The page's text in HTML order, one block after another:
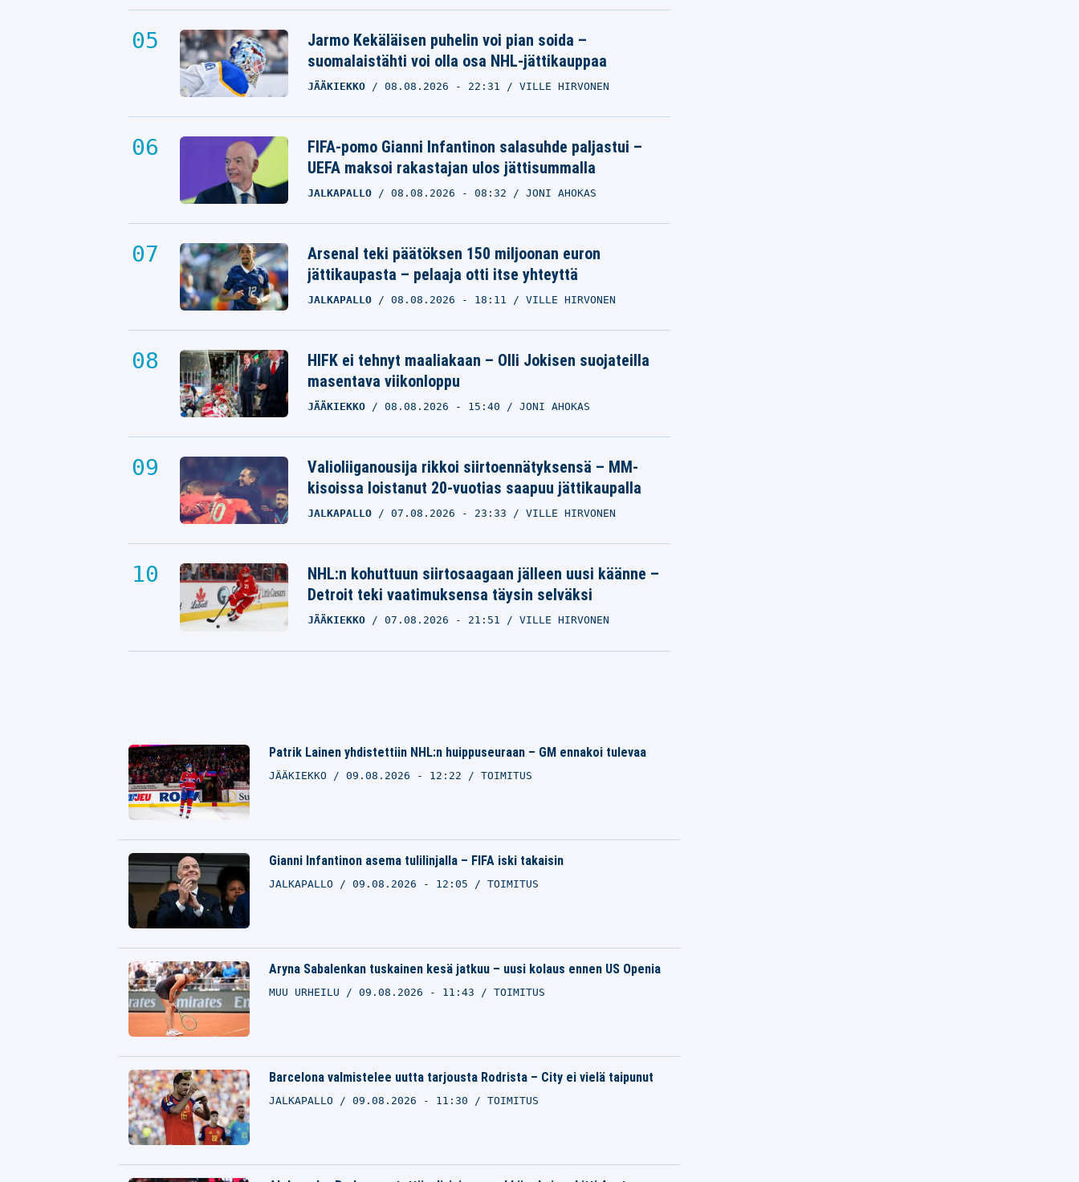
Jarmo Kekäläisen puhelin voi pian soida –
suomalaistähti voi olla osa NHL-jättikauppaa
JÄÄKIEKKO 08.08.2026 - 22:31 VILLE HIRVONEN
FIFA-pomo Gianni Infantinon salasuhde paljastui –
UEFA maksoi rakastajan ulos jättisummalla
JALKAPALLO 08.08.2026 - 08:32 JONI AHOKAS
Arsenal teki päätöksen 150 miljoonan euron
jättikaupasta – pelaaja otti itse yhteyttä
JALKAPALLO 08.08.2026 - 18:11 VILLE HIRVONEN
HIFK ei tehnyt maaliakaan – Olli Jokisen suojateilla
masentava viikonloppu
JÄÄKIEKKO 08.08.2026 - 15:40 JONI AHOKAS
Valioliiganousija rikkoi siirtoennätyksensä – MM-
kisoissa loistanut 20-vuotias saapuu jättikaupalla
JALKAPALLO 07.08.2026 - 23:33 VILLE HIRVONEN
NHL:n kohuttuun siirtosaagaan jälleen uusi käänne –
Detroit teki vaatimuksensa täysin selväksi
JÄÄKIEKKO 07.08.2026 - 21:51 VILLE HIRVONEN
Patrik Lainen yhdistettiin NHL:n huippuseuraan – GM ennakoi tulevaa
JÄÄKIEKKO 09.08.2026 - 12:22 TOIMITUS
Gianni Infantinon asema tulilinjalla – FIFA iski takaisin
JALKAPALLO 09.08.2026 - 12:05 TOIMITUS
Aryna Sabalenkan tuskainen kesä jatkuu – uusi kolaus ennen US Openia
MUU URHEILU 09.08.2026 - 11:43 TOIMITUS
Barcelona valmistelee uutta tarjousta Rodrista – City ei vielä taipunut
JALKAPALLO 09.08.2026 - 11:30 TOIMITUS